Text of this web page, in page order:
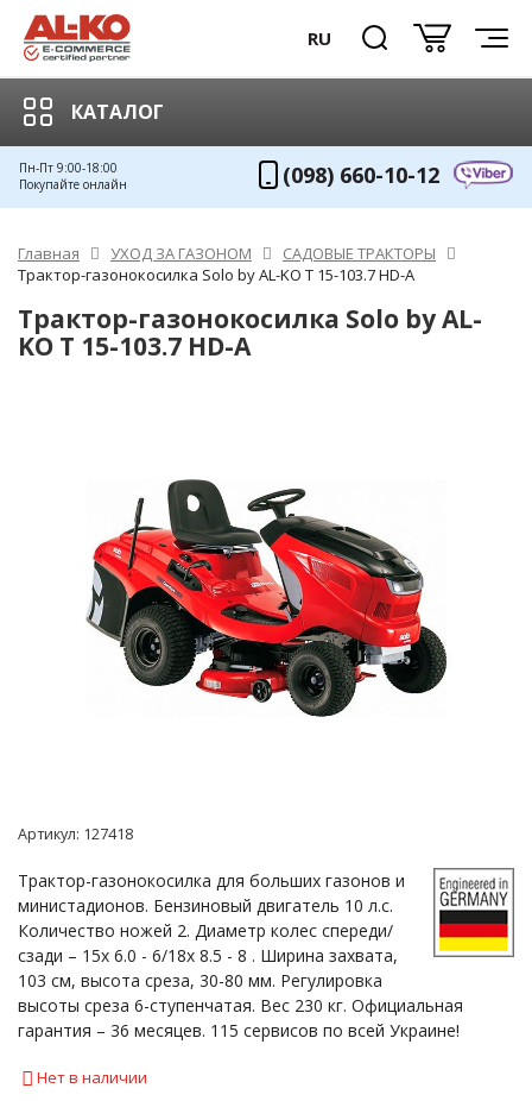
RU
КАТАЛОГ
Пн-Пт 9:00-18:00
Покупайте онлайн
(098) 660-10-12
Главная УХОД ЗА ГАЗОНОМ
САДОВЫЕ ТРАКТОРЫ
Трактор-газонокосилка Solo by AL-KO T 15-103.7 HD-A
Трактор-газонокосилка Solo by AL-
KO T 15-103.7 HD-A
Артикул: 127418
Трактор-газонокосилка для больших газонов и
министадионов. Бензиновый двигатель 10 л.с.
Количество ножей 2. Диаметр колес спереди/
сзади – 15x 6.0 - 6/18x 8.5 - 8 . Ширина захвата,
103 см, высота среза, 30-80 мм. Регулировка
высоты среза 6-ступенчатая. Вес 230 кг. Официальная
гарантия – 36 месяцев. 115 сервисов по всей Украине!
Нет в наличии